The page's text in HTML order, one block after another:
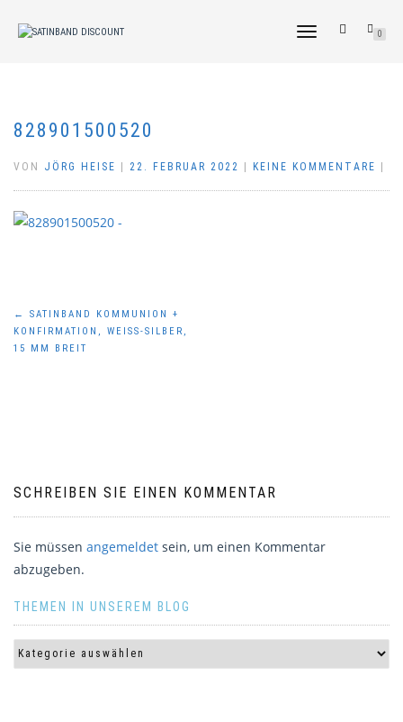
NAVIGATION
0
828901500520
VON JÖRG HEISE 22. FEBRUAR 2022 KEINE KOMMENTARE
Beitragsnavigation
←
SATINBAND KOMMUNION +
KONFIRMATION, WEISS-SILBER, 1
5 MM BREIT
SCHREIBEN SIE EINEN KOMMENTAR
Sie müssen angemeldet sein, um einen Kommentar
abzugeben.
THEMEN IN UNSEREM BLOG